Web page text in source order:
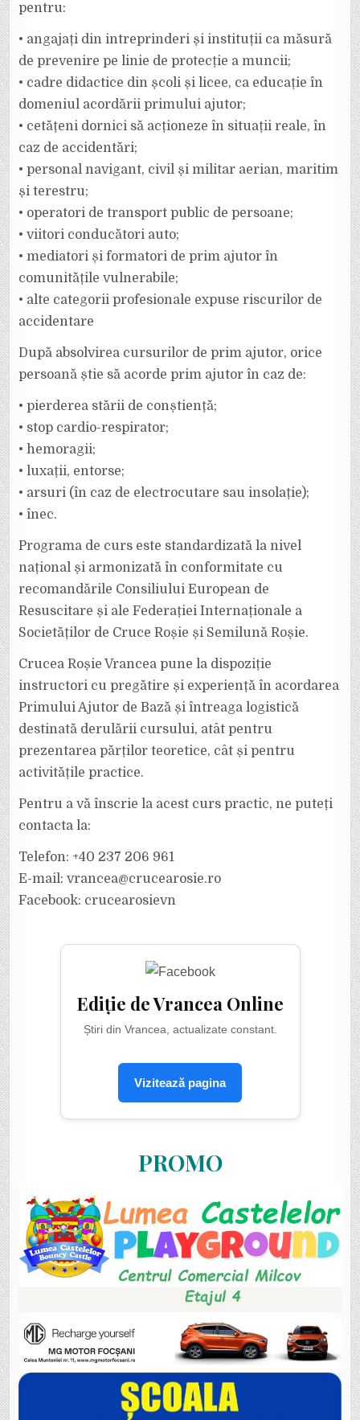
pentru:
• angajați din intreprinderi și instituții ca măsură
de prevenire pe linie de protecție a muncii;
• cadre didactice din școli și licee, ca educație în
domeniul acordării primului ajutor;
• cetățeni dornici să acționeze în situații reale, în
caz de accidentări;
• personal navigant, civil și militar aerian, maritim
și terestru;
• operatori de transport public de persoane;
• viitori conducători auto;
• mediatori și formatori de prim ajutor în
comunitățile vulnerabile;
• alte categorii profesionale expuse riscurilor de
accidentare
După absolvirea cursurilor de prim ajutor, orice
persoană știe să acorde prim ajutor în caz de:
• pierderea stării de conștiență;
• stop cardio-respirator;
• hemoragii;
• luxații, entorse;
• arsuri (în caz de electrocutare sau insolație);
• înec.
Programa de curs este standardizată la nivel
național și armonizată în conformitate cu
recomandările Consiliului European de
Resuscitare și ale Federației Internaționale a
Societăților de Cruce Roșie și Semilună Roșie.
Crucea Roșie Vrancea pune la dispoziție
instructori cu pregătire și experiență în acordarea
Primului Ajutor de Bază și întreaga logistică
destinată derulării cursului, atât pentru
prezentarea părților teoretice, cât și pentru
activitățile practice.
Pentru a vă înscrie la acest curs practic, ne puteți
contacta la:
Telefon: +40 237 206 961
E-mail: vrancea@crucearosie.ro
Facebook: crucearosievn
Ediție de Vrancea Online
Știri din Vrancea, actualizate constant.
Vizitează pagina
PROMO